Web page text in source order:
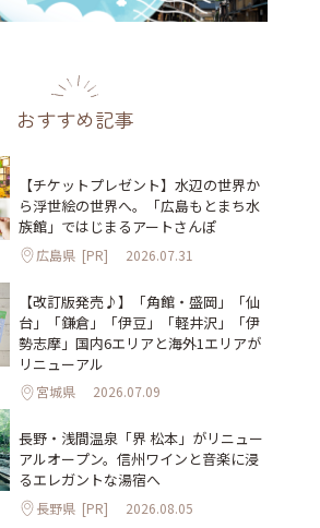
おすすめ記事
【チケットプレゼント】水辺の世界か
ら浮世絵の世界へ。「広島もとまち水
族館」ではじまるアートさんぽ
広島県 [PR] 2026.07.31
【改訂版発売♪】「角館・盛岡」「仙
台」「鎌倉」「伊豆」「軽井沢」「伊
勢志摩」国内6エリアと海外1エリアが
リニューアル
宮城県 2026.07.09
長野・浅間温泉「界 松本」がリニュー
アルオープン。信州ワインと音楽に浸
るエレガントな湯宿へ
長野県 [PR] 2026.08.05